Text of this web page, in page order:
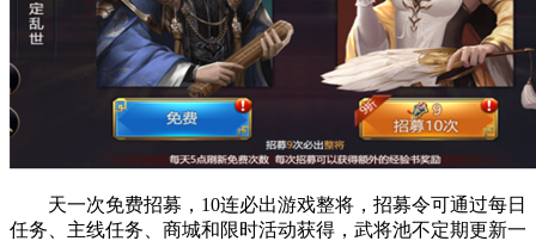
天一次免费招募，10连必出游戏整将，招募令可通过每日
任务、主线任务、商城和限时活动获得，武将池不定期更新一